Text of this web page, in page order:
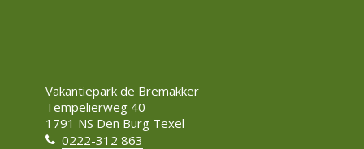
Vakantiepark de Bremakker
Tempelierweg 40
1791 NS Den Burg Texel
0222-312 863